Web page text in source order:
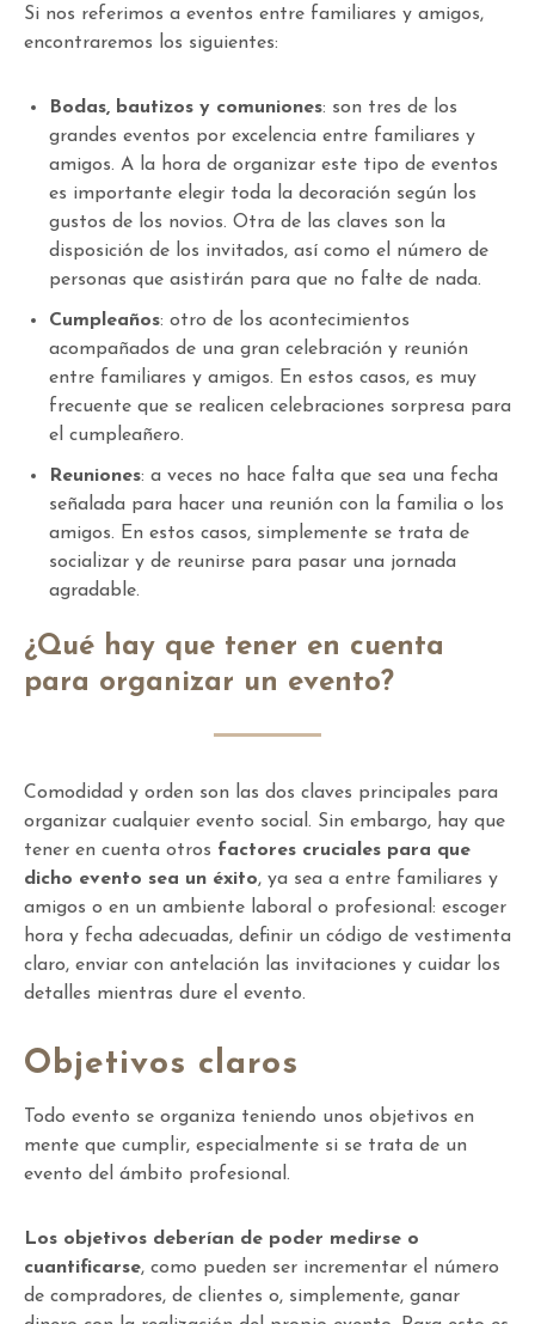
Si nos referimos a eventos entre familiares y amigos,
encontraremos los siguientes:
Bodas, bautizos y comuniones: son tres de los
grandes eventos por excelencia entre familiares y
amigos. A la hora de organizar este tipo de eventos
es importante elegir toda la decoración según los
gustos de los novios. Otra de las claves son la
disposición de los invitados, así como el número de
personas que asistirán para que no falte de nada.
Cumpleaños: otro de los acontecimientos
acompañados de una gran celebración y reunión
entre familiares y amigos. En estos casos, es muy
frecuente que se realicen celebraciones sorpresa para
el cumpleañero.
Reuniones: a veces no hace falta que sea una fecha
señalada para hacer una reunión con la familia o los
amigos. En estos casos, simplemente se trata de
socializar y de reunirse para pasar una jornada
agradable.
¿Qué hay que tener en cuenta
para organizar un evento?
Comodidad y orden son las dos claves principales para
organizar cualquier evento social. Sin embargo, hay que
tener en cuenta otros factores cruciales para que
dicho evento sea un éxito, ya sea a entre familiares y
amigos o en un ambiente laboral o profesional: escoger
hora y fecha adecuadas, definir un código de vestimenta
claro, enviar con antelación las invitaciones y cuidar los
detalles mientras dure el evento.
Objetivos claros
Todo evento se organiza teniendo unos objetivos en
mente que cumplir, especialmente si se trata de un
evento del ámbito profesional.
Los objetivos deberían de poder medirse o
cuantificarse, como pueden ser incrementar el número
de compradores, de clientes o, simplemente, ganar